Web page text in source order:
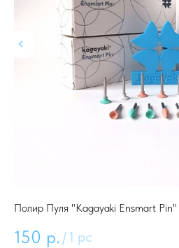
Полир Пуля "Kagayaki Ensmart
150 р. /1 pc